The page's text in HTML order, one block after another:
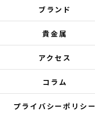
ブランド
貴金属
アクセス
コラム
プライバシーポリシー